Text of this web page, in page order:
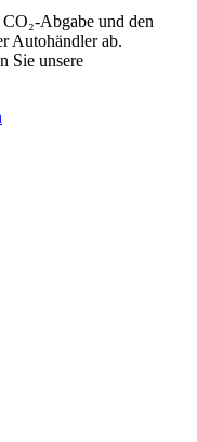
Abgabe und den
Autohändler ab.
Sie unsere